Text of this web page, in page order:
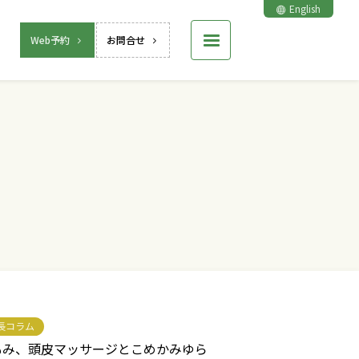
Web予約 お問合せ
English
コラム
、頭皮マッサージとこめかみゆら